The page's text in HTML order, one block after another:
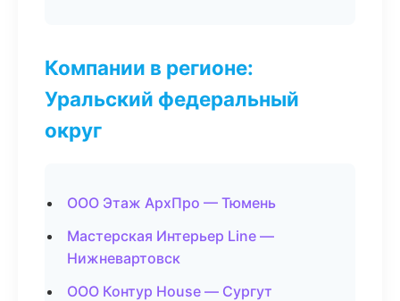
Компании в регионе:
Уральский федеральный
округ
ООО Этаж АрхПро — Тюмень
Мастерская Интерьер Line —
Нижневартовск
ООО Контур House — Сургут